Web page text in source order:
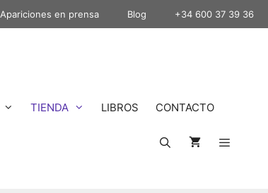
Apariciones en prensa Blog +34 600 37 39 36
TIENDA LIBROS CONTACTO